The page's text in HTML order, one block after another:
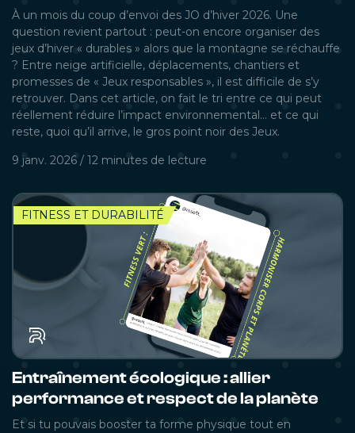
À un mois du coup d’envoi des JO d’hiver 2026. Une
question revient partout : peut-on encore organiser des
jeux d’hiver « durables » alors que la montagne se réchauffe
? Entre neige artificielle, déplacements, chantiers et
promesses de « Jeux responsables », il est difficile de s’y
retrouver. Dans cet article, on fait le tri entre ce qui peut
réellement réduire l’impact environnemental… et ce qui
reste, quoi qu’il arrive, le gros point noir des Jeux.
9 janv. 2026 / 12 minutes de lecture
FITNESS ET DURABILITÉ
Entraînement écologique : allier
performance et respect de la planète
Et si tu pouvais booster ta forme physique tout en